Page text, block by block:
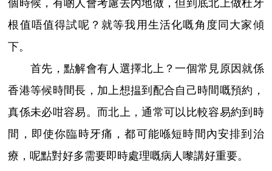
個時候，有啲人會考慮去內地做，但到底北上做杜牙
根值唔值得試呢？就等我用生活化嘅角度同大家傾
下。
首先，點解會有人選擇北上？一個常見原因就係
香港等候時間長，加上想揾到配合自己時間嘅預約，
真係未必咁容易。而北上，通常可以比較容易約到時
間，即使你臨時牙痛，都可能喺短時間內安排到治
療，呢點對好多需要即時處理嘅病人嚟講好重要。